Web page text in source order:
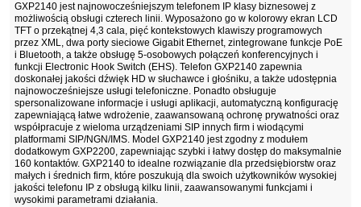
GXP2140 jest najnowocześniejszym telefonem IP klasy biznesowej z
możliwością obsługi czterech linii. Wyposażono go w kolorowy ekran LCD
TFT o przekątnej 4,3 cala, pięć kontekstowych klawiszy programowych
przez XML, dwa porty sieciowe Gigabit Ethernet, zintegrowane funkcje PoE
i Bluetooth, a także obsługę 5-osobowych połączeń konferencyjnych i
funkcji Electronic Hook Switch (EHS). Telefon GXP2140 zapewnia
doskonałej jakości dźwięk HD w słuchawce i głośniku, a także udostępnia
najnowocześniejsze usługi telefoniczne. Ponadto obsługuje
spersonalizowane informacje i usługi aplikacji, automatyczną konfigurację
zapewniającą łatwe wdrożenie, zaawansowaną ochronę prywatności oraz
współpracuje z wieloma urządzeniami SIP innych firm i wiodącymi
platformami SIP/NGN/IMS. Model GXP2140 jest zgodny z modułem
dodatkowym GXP2200, zapewniając szybki i łatwy dostęp do maksymalnie
160 kontaktów. GXP2140 to idealne rozwiązanie dla przedsiębiorstw oraz
małych i średnich firm, które poszukują dla swoich użytkowników wysokiej
jakości telefonu IP z obsługą kilku linii, zaawansowanymi funkcjami i
wysokimi parametrami działania.